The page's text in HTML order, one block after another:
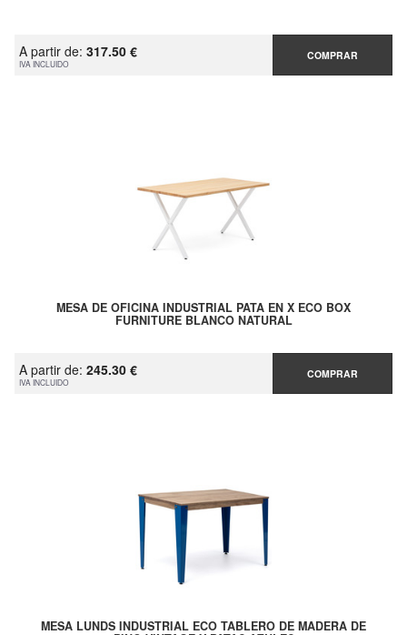
A partir de: 317.50 €
IVA INCLUIDO
COMPRAR
MESA DE OFICINA INDUSTRIAL PATA EN X ECO BOX
FURNITURE BLANCO NATURAL
A partir de: 245.30 €
IVA INCLUIDO
COMPRAR
MESA LUNDS INDUSTRIAL ECO TABLERO DE MADERA DE